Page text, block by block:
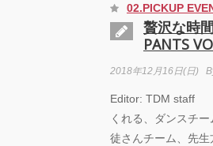
02.PICKUP
贅沢な時
PANTS
2018年12月16日(日)
Editor: TDM staff
くれる、ダンスチ
徒さんチーム、先